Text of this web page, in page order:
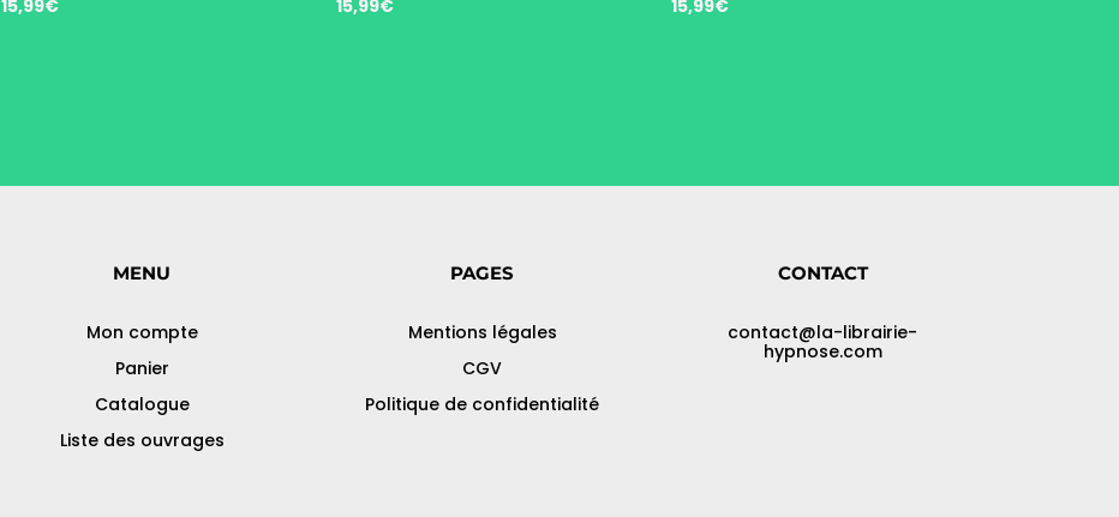
15,99€
15,99€
15,99€
MENU
Mon compte
Panier
Catalogue
Liste des ouvrages
PAGES
Mentions légales
CGV
Politique de confidentialité
CONTACT
contact@la-librairie-
hypnose.com